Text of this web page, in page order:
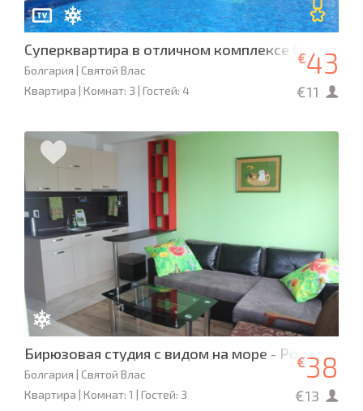
Суперквартира в отличном комплексе Олимп,
Болгария | Святой Влас
Квартира | Комнат: 3 | Гостей: 4
€43
€11
Бирюзовая студия с видом на море - Родина-2
Болгария | Святой Влас
Квартира | Комнат: 1 | Гостей: 3
€38
€13